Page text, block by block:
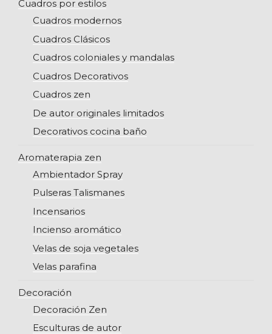
Cuadros por estilos
Cuadros modernos
Cuadros Clásicos
Cuadros coloniales y mandalas
Cuadros Decorativos
Cuadros zen
De autor originales limitados
Decorativos cocina baño
Aromaterapia zen
Ambientador Spray
Pulseras Talismanes
Incensarios
Incienso aromático
Velas de soja vegetales
Velas parafina
Decoración
Decoración Zen
Esculturas de autor